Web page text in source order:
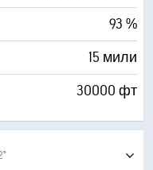
93 %
15 мили
30000 фт